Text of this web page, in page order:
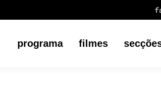
programa filmes